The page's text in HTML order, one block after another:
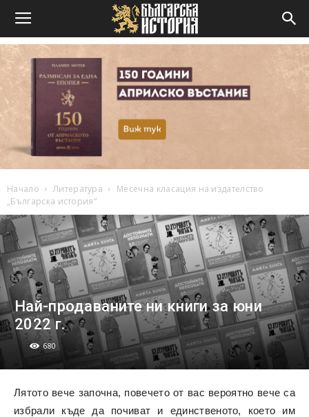
Начало Литература
Месечна класация на издателство
„Българска история“
Най-продаваните ни книги за юни
2022 г.
680
Лятото вече започна, повечето от вас вероятно вече са
избрали къде да почиват и единственото, което им